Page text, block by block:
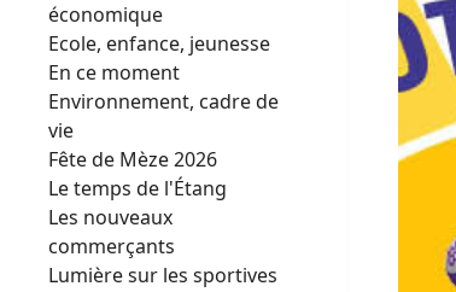
économique
Ecole, enfance, jeunesse
En ce moment
Environnement, cadre de
vie
Fête de Mèze 2026
Le temps de l'Étang
Les nouveaux
commerçants
Lumière sur les sportives